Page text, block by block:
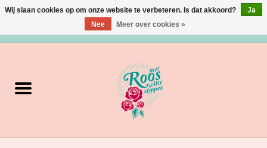
Verzorging
Wij slaan cookies op om onze website te verbeteren. Is dat akkoord?
Ja
Nee
Meer over cookies »